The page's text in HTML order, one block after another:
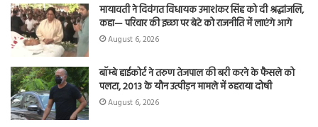
मायावती ने दिवंगत विधायक उमाशंकर सिंह को दी श्रद्धांजलि,
कहा— परिवार की इच्छा पर बेटे को राजनीति में लाएंगे आगे
August 6, 2026
बॉम्बे हाईकोर्ट ने तरुण तेजपाल की बरी करने के फैसले को
पलटा, 2013 के यौन उत्पीड़न मामले में ठहराया दोषी
August 6, 2026